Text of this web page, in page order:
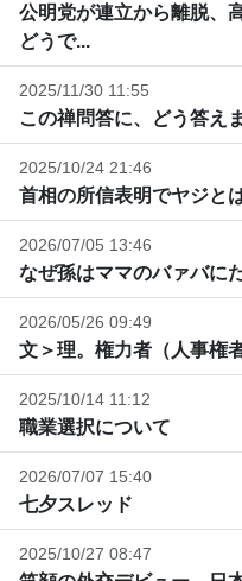
公明党が連立から離脱、
どうで...
2025/11/30 11:55
この禅問答に、どう答え
2025/10/24 21:46
首相の所信表明でヤジと
2026/07/05 13:46
なぜ孫はママのバァバに
2026/05/26 09:49
文＞理。権力者（人事権
2025/10/14 11:12
職業選択について
2026/07/07 15:40
七夕スレッド
2025/10/27 08:47